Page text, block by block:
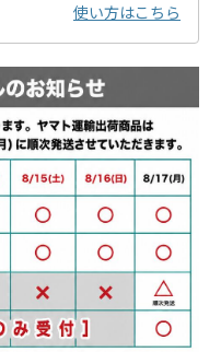
使い方はこちら